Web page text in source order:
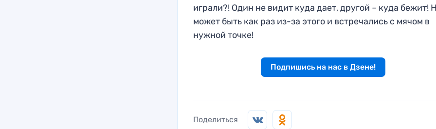
играли?! Один не видит куда дает, другой – куда бежит!
может быть как раз из-за этого и встречались с мячом в
нужной точке!
Подпишись на нас в Дзене!
Поделиться